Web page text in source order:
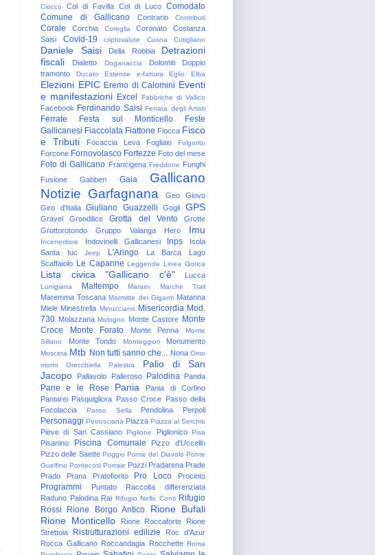
Ciocco
Col di Favilla Col di Luco Comodato
Comune di Gallicano
Contrario Contributi
Corale Corchia Coreglia Coronato
Costanza
Saisi
Covid-19 criptovalute Cusna Cutigliano
Daniele Saisi Della Robbia
Detrazioni
fiscali
Dialetto Doganaccia Dolomiti
Doppio
tramonto
Ducato Estense e-fattura Eglio Elba
Elezioni EPIC Eremo di Calomini Eventi
e manifestazioni Excel Fabbriche di Vallico
Facebook Ferdinando Saisi Ferrata degli Artisti
Ferrate Festa sul Monticello
Feste
Gallicanesi Fiaccolata Fiattone Fiocca Fisco
e Tributi
Focaccia Leva Fogliaio Folgorito
Forcone Fornovolasco Fortezze Foto del mese
Foto di Gallicano Francigena Freddone Funghi
Fusione
Gabberi Gaia
Gallicano
Notizie Garfagnana Geo
Giovo
Giro d'Italia
Giuliano Guazzelli Gogli GPS
Gravel Grondilice Grotta del Vento
Grotte
Grottorotondo
Gruppo Valanga Hero Imu
Inceneritore Indovinelli Gallicanesi Inps
Isola
Santa
Iuc Jeep L'Aringo La Barca
Lago
Scaffaiolo Le Capanne Leggende Linea Gotica
Lista civica "Gallicano c'è" Lucca
Lunigiana Maltempo Maraini Marche Trail
Maremma Toscana Marmitte dei Giganti Matanna
Miele Minestrella Minucciano Misericordia Mod.
730 Molazzana Mologno Monte Castore Monte
Croce
Monte Forato Monte Penna
Monte
Sillano
Monte Tondo Monteggiori Monumento
Mosceta Mtb Non tutti sanno che... Nona Omo
morto
Orecchiella Palestra
Palio di San
Jacopo
Pallavolo Palleroso Palodina Panda
Pane e le Rose Pania
Pania di Corfino
Pantarei Pasquigliora Passo Croce Passo della
Focolaccia
Passo Sella Pendolina Perpoli
Personaggi Petrosciana Piazza Piazza al Serchio
Pieve di San Cassiano Piglione Piglionico Pisa
Pisanino Piscina Comunale
Pizzo d'Uccello
Pizzo delle Saette Poggio Ponte del Diavolo Ponte
Guelfino Pontecosi Porraie Pozzi Pradarena Prade
Prado
Prana Pratofiorito Pro Loco Procinto
Programmi Puntato
Raccolta differenziata
Raduno Palodina Rai Rifugio Nello Conti Rifugio
Rossi
Rione Borgo Antico
Rione Bufali
Rione Monticello
Rione Roccaforte
Rione
Strettoia
Ristrutturazioni edilizie
Roc d'Azur
Rocca Gallicano Roccandagia Rocchette Roma